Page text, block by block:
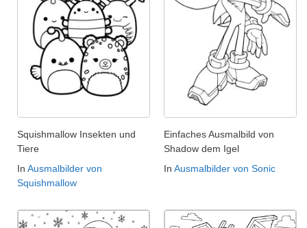
Squishmallow Insekten und
Tiere
In Ausmalbilder von
Squishmallow
Einfaches Ausmalbild von
Shadow dem Igel
In Ausmalbilder von Sonic